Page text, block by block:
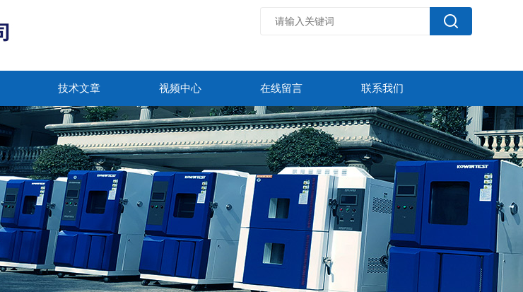
技术文章 视频中心 在线留言 联系我们